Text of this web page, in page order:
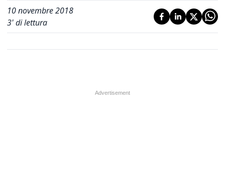
10 novembre 2018
3' di lettura